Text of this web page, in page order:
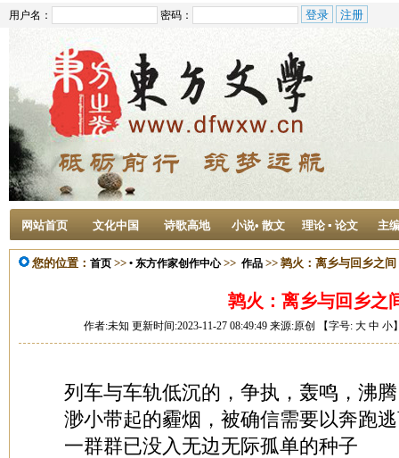
用户名： 密码：
网站首页 文化中国 诗歌高地 小说• 散文 理论 ▪ 论文 主
您的位置： 首页 >> • 东方作家创作中心>> 作品 >> 鹑火：离乡与回乡之间
鹑火：离乡与回乡之
作者:未知 更新时间:2023-11-27 08:49:49 来源:原创 【字号: 大 中 小
列车与车轨低沉的，争执，轰鸣，沸腾
渺小带起的霾烟，被确信需要以奔跑
一群群已没入无边无际孤单的种子